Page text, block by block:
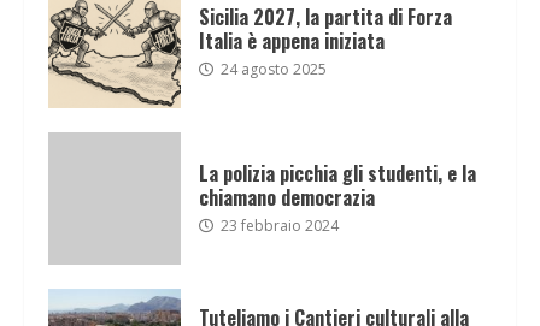
Sicilia 2027, la partita di Forza
Italia è appena iniziata
24 agosto 2025
La polizia picchia gli studenti, e la
chiamano democrazia
23 febbraio 2024
Tuteliamo i Cantieri culturali alla